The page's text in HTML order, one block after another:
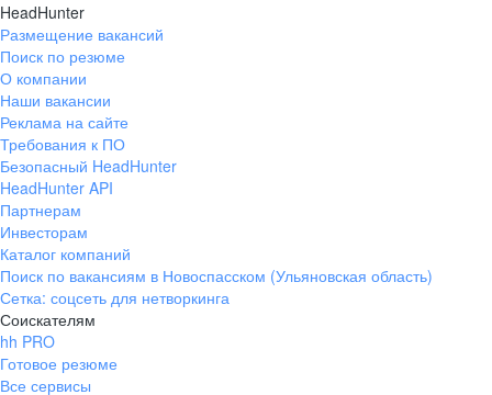
HeadHunter
Размещение вакансий
Поиск по резюме
О компании
Наши вакансии
Реклама на сайте
Требования к ПО
Безопасный HeadHunter
HeadHunter API
Партнерам
Инвесторам
Каталог компаний
Поиск по вакансиям в Новоспасском (Ульяновская область)
Сетка: соцсеть для нетворкинга
Соискателям
hh PRO
Готовое резюме
Все сервисы